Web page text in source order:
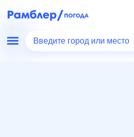
Введите город или место